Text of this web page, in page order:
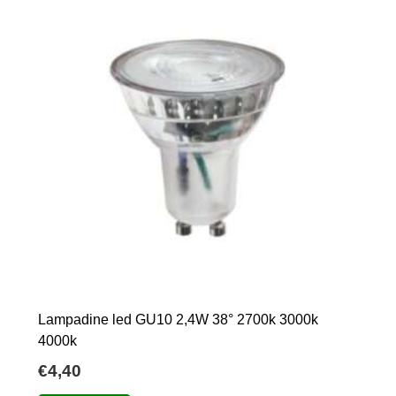
Lampadine led GU10 2,4W 38° 2700k 3000k
4000k
€4,40